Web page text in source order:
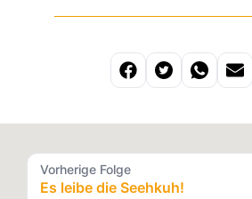
Vorherige Folge
Es leibe die Seehkuh!